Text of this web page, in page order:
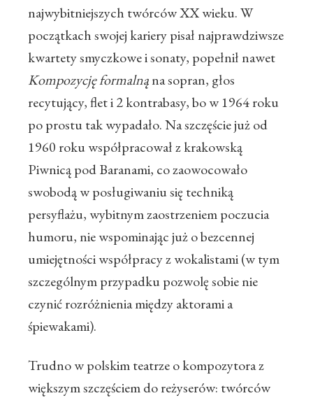
najwybitniejszych twórców XX wieku. W
początkach swojej kariery pisał najprawdziwsze
kwartety smyczkowe i sonaty, popełnił nawet
Kompozycję formalnąna sopran, głos
recytujący, flet i 2 kontrabasy, bo w 1964 roku
po prostu tak wypadało. Na szczęście już od
1960 roku współpracował z krakowską
Piwnicą pod Baranami, co zaowocowało
swobodą w posługiwaniu się techniką
persyflażu, wybitnym zaostrzeniem poczucia
humoru, nie wspominając już o bezcennej
umiejętności współpracy z wokalistami (w tym
szczególnym przypadku pozwolę sobie nie
czynić rozróżnienia między aktorami a
śpiewakami).
Trudno w polskim teatrze o kompozytora z
większym szczęściem do reżyserów: twórców